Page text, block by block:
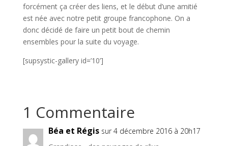
forcément ça créer des liens, et le début d’une amitié
est née avec notre petit groupe francophone. On a
donc décidé de faire un petit bout de chemin
ensembles pour la suite du voyage.
[supsystic-gallery id=’10’]
1 Commentaire
Béa et Régis sur 4 décembre 2016 à 20h17